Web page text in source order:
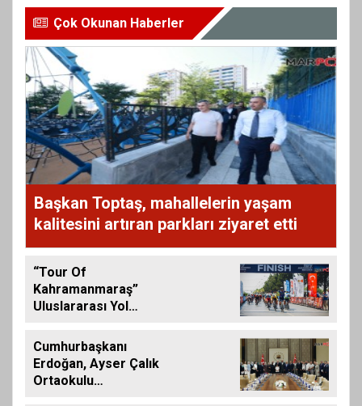
Çok Okunan Haberler
Başkan Toptaş, mahallelerin yaşam
kalitesini artıran parkları ziyaret etti
“Tour Of
Kahramanmaraş”
Uluslararası Yol
Tamamlandı
Cumhurbaşkanı
Erdoğan, Ayser Çalık
Ortaokulu